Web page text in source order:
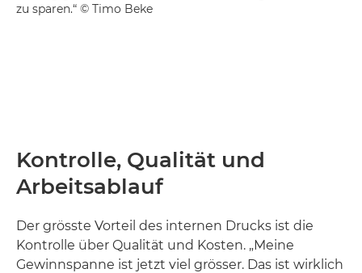
zu sparen.“ © Timo Beke
Kontrolle, Qualität und
Arbeitsablauf
Der grösste Vorteil des internen Drucks ist die
Kontrolle über Qualität und Kosten. „Meine
Gewinnspanne ist jetzt viel grösser. Das ist wirklich